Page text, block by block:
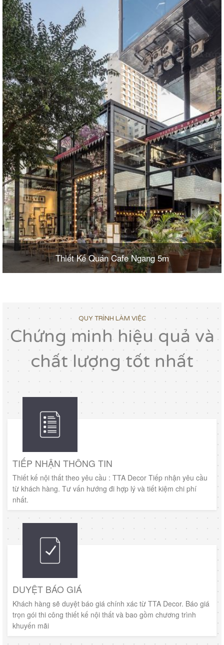
Thiết Kế Quán Cafe Ngang 5m
QUY TRÌNH LÀM VIỆC
Chứng minh hiệu quả và
chất lượng tốt nhất
TIẾP NHẬN THÔNG TIN
Thiết kế nội thất theo yêu cầu : TTA Decor Tiếp nhận yêu cầu
từ khách hàng. Tư vấn hướng đi hợp lý và tiết kiệm chi phí
nhất.
DUYỆT BÁO GIÁ
Khách hàng sẽ duyệt báo giá chính xác từ TTA Decor. Báo giá
trọn gói thi công thiết kế nội thất và bao gồm chương trình
khuyến mãi